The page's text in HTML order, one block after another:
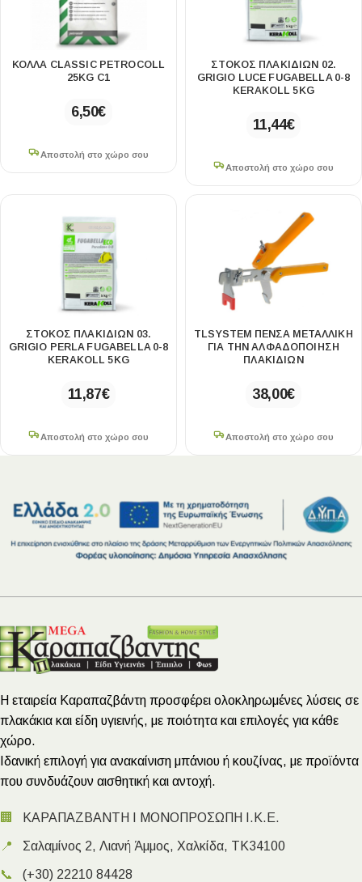
ΚΟΛΛΑ CLASSIC PETROCOLL
25KG C1
6,50€
Αποστολή στο χώρο σου
ΣΤΟΚΟΣ ΠΛΑΚΙΔΙΩΝ 02.
GRIGIO LUCE FUGABELLA 0-8
KERAKOLL 5KG
11,44€
Αποστολή στο χώρο σου
ΣΤΟΚΟΣ ΠΛΑΚΙΔΙΩΝ 03.
GRIGIO PERLA FUGABELLA 0-8
KERAKOLL 5KG
11,87€
Αποστολή στο χώρο σου
TLSYSTEM ΠΕΝΣΑ ΜΕΤΑΛΛΙΚΗ
ΓΙΑ ΤΗΝ ΑΛΦΑΔΟΠΟΙΗΣΗ
ΠΛΑΚΙΔΙΩΝ
38,00€
Αποστολή στο χώρο σου
Η εταιρεία Καραπαζβάντη προσφέρει ολοκληρωμένες λύσεις σε
πλακάκια και είδη υγιεινής, με ποιότητα και επιλογές για κάθε
χώρο.
Ιδανική επιλογή για ανακαίνιση μπάνιου ή κουζίνας, με προϊόντα
που συνδυάζουν αισθητική και αντοχή.
🏢 ΚΑΡΑΠΑΖΒΑΝΤΗ Ι ΜΟΝΟΠΡΟΣΩΠΗ Ι.Κ.Ε.
📍 Σαλαμίνος 2, Λιανή Άμμος, Χαλκίδα, ΤΚ34100
📞 (+30) 22210 84428